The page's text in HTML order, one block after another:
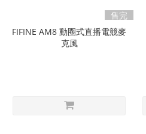
售完
FIFINE AM8 動圈式直播電競麥
克風